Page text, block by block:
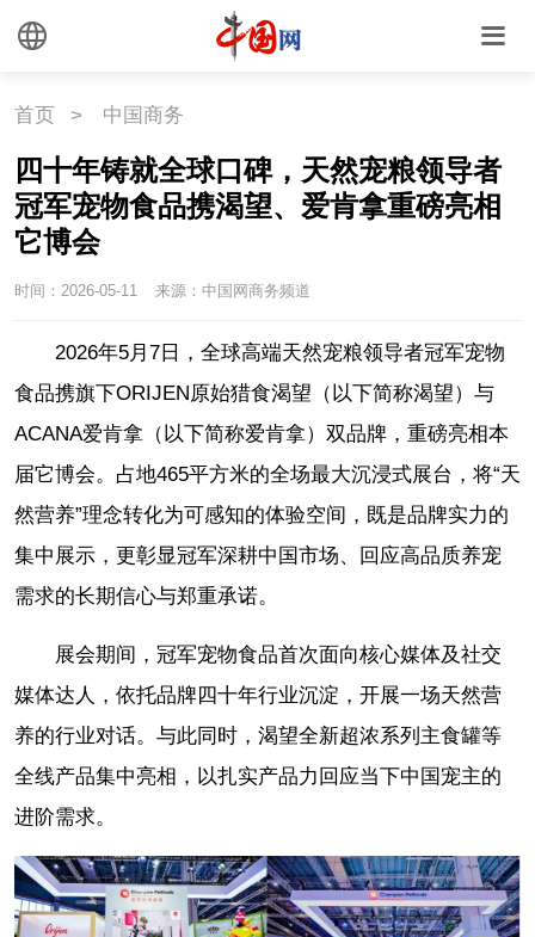
首页 > 中国商务
四十年铸就全球口碑，天然宠粮领导者
冠军宠物食品携渴望、爱肯拿重磅亮相
它博会
时间：2026-05-11 来源：中国网商务频道
2026年5月7日，全球高端天然宠粮领导者冠军宠物
食品携旗下ORIJEN原始猎食渴望（以下简称渴望）与
ACANA爱肯拿（以下简称爱肯拿）双品牌，重磅亮相本
届它博会。占地465平方米的全场最大沉浸式展台，将“天
然营养”理念转化为可感知的体验空间，既是品牌实力的
集中展示，更彰显冠军深耕中国市场、回应高品质养宠
需求的长期信心与郑重承诺。
展会期间，冠军宠物食品首次面向核心媒体及社交
媒体达人，依托品牌四十年行业沉淀，开展一场天然营
养的行业对话。与此同时，渴望全新超浓系列主食罐等
全线产品集中亮相，以扎实产品力回应当下中国宠主的
进阶需求。